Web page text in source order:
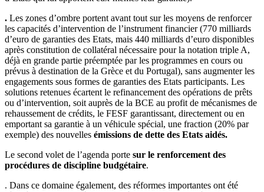
. Les zones d’ombre portent avant tout sur les moyens de renforcer
les capacités d’intervention de l’instrument financier (770 milliards
d’euro de garanties des Etats, mais 440 milliards d’euro disponibles
après constitution de collatéral nécessaire pour la notation triple A,
déjà en grande partie préemptée par les programmes en cours ou
prévus à destination de la Grèce et du Portugal), sans augmenter les
engagements sous formes de garanties des Etats participants. Les
solutions retenues écartent le refinancement des opérations de prêts
ou d’intervention, soit auprès de la BCE au profit de mécanismes de
rehaussement de crédits, le FESF garantissant, directement ou en
emportant sa garantie à un véhicule spécial, une fraction (20% par
exemple) des nouvelles émissions de dette des Etats aidés.
Le second volet de l’agenda porte sur le renforcement des
procédures de discipline budgétaire.
. Dans ce domaine également, des réformes importantes ont été